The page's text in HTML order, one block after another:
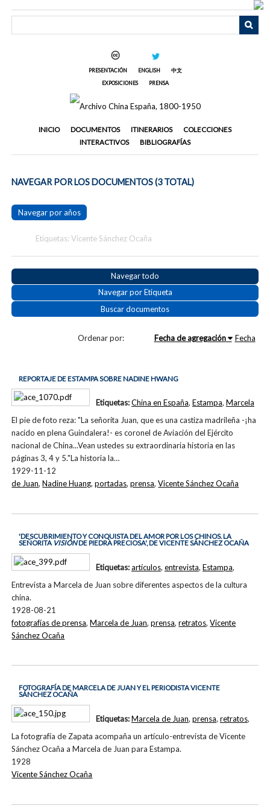
PRESENTACIÓN ENGLISH
中文
EXPOSICIONES
PRENSA
INICIO DOCUMENTOS ITINERARIOS
COLECCIONES
INTERACTIVOS
BIBLIOGRAFÍAS
NAVEGAR POR LOS DOCUMENTOS (3 TOTAL)
Navegar por años
Etiquetas: Vicente Sánchez Ocaña
Navegar todo
Navegar por Etiqueta
Buscar documentos
Ordenar por: Fecha de agregación Fecha
REPORTAJE DE ESTAMPA SOBRE NADINE HWANG
El pie de foto reza: "La señorita Juan, que es una castiza madrileña -¡ha
nacido en plena Guindalera!- es coronel de Aviación del Ejército
nacional de China...Vean ustedes su extraordinaria historia en las
páginas 3, 4 y 5."La historia la…
1929-11-12
Etiquetas:China en España, Estampa, Marcela
de Juan,Nadine Huang,portadas,prensa,Vicente Sánchez Ocaña
'DESCUBRIMIENTO Y CONQUISTA DEL AMOR POR LOS CHINOS. LA
SEÑORITA VISIÓNDE PIEDRA PRECIOSA', DE VICENTE SÁNCHEZ OCAÑA
Entrevista a Marcela de Juan sobre diferentes aspectos de la cultura
china.
1928-08-21
Etiquetas:artículos, entrevista, Estampa,
fotografías de prensa,Marcela de Juan,prensa,retratos,Vicente
Sánchez Ocaña
FOTOGRAFÍA DE MARCELA DE JUAN Y EL PERIODISTA VICENTE
SÁNCHEZ OCAÑA
La fotografía de Zapata acompaña un artículo-entrevista de Vicente
Sánchez Ocaña a Marcela de Juan para Estampa.
1928
Etiquetas:Marcela de Juan, prensa, retratos,
Vicente Sánchez Ocaña